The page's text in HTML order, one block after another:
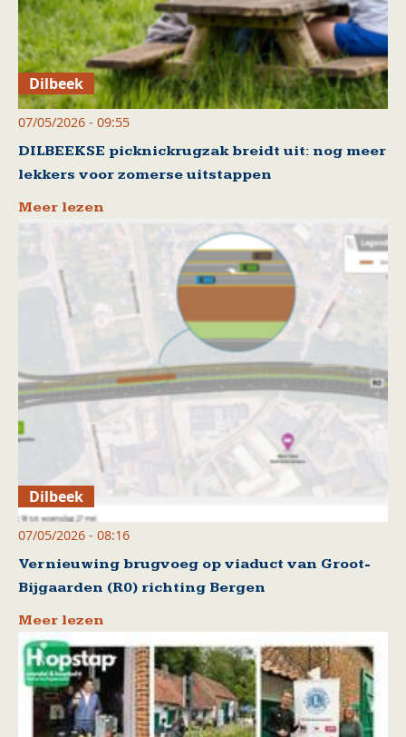
Dilbeek
07/05/2026 - 09:55
DILBEEKSE picknickrugzak breidt uit: nog meer
lekkers voor zomerse uitstappen
Meer lezen
Dilbeek
07/05/2026 - 08:16
Vernieuwing brugvoeg op viaduct van Groot-
Bijgaarden (R0) richting Bergen
Meer lezen